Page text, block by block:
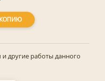
КОПИЮ
другие работы данного